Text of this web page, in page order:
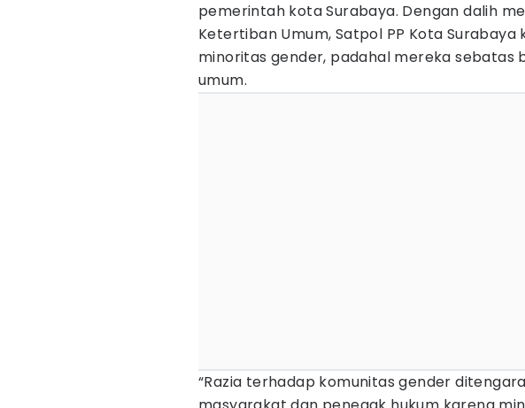
pemerintah kota Surabaya. Dengan dalih
Ketertiban Umum, Satpol PP Kota
minoritas gender, padahal mereka sebatas
umum.
“Razia terhadap komunitas gender